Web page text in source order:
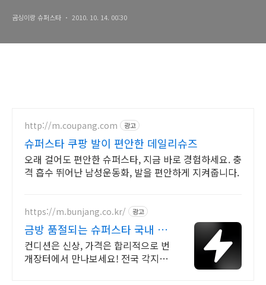
곰싱이랑 슈퍼스타 2010. 10. 14. 00:30
http://m.coupang.com 광고
슈퍼스타 쿠팡 발이 편안한 데일리슈즈
오래 걸어도 편안한 슈퍼스타, 지금 바로 경험하세요. 충
격 흡수 뛰어난 남성운동화, 발을 편안하게 지켜줍니다.
https://m.bunjang.co.kr/ 광고
금방 품절되는 슈퍼스타 국내 최
대 브랜드 중고거래
컨디션은 신상, 가격은 합리적으로 번
개장터에서 만나보세요! 전국 각지에